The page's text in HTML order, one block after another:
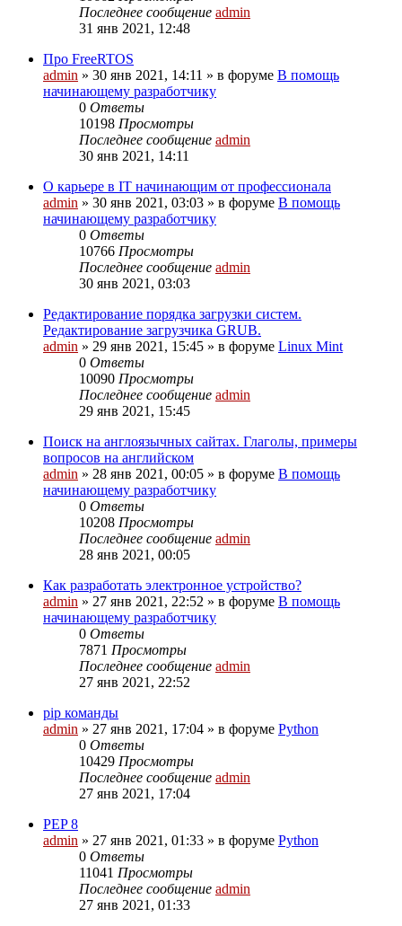
Последнее сообщение admin
31 янв 2021, 12:48
Про FreeRTOS
admin » 30 янв 2021, 14:11 » в форуме В помощь
начинающему разработчику
0 Ответы
10198 Просмотры
Последнее сообщение admin
30 янв 2021, 14:11
О карьере в IT начинающим от профессионала
admin » 30 янв 2021, 03:03 » в форуме В помощь
начинающему разработчику
0 Ответы
10766 Просмотры
Последнее сообщение admin
30 янв 2021, 03:03
Редактирование порядка загрузки систем.
Редактирование загрузчика GRUB.
admin » 29 янв 2021, 15:45 » в форуме Linux Mint
0 Ответы
10090 Просмотры
Последнее сообщение admin
29 янв 2021, 15:45
Поиск на англоязычных сайтах. Глаголы, примеры
вопросов на английском
admin » 28 янв 2021, 00:05 » в форуме В помощь
начинающему разработчику
0 Ответы
10208 Просмотры
Последнее сообщение admin
28 янв 2021, 00:05
Как разработать электронное устройство?
admin » 27 янв 2021, 22:52 » в форуме В помощь
начинающему разработчику
0 Ответы
7871 Просмотры
Последнее сообщение admin
27 янв 2021, 22:52
pip команды
admin » 27 янв 2021, 17:04 » в форуме Python
0 Ответы
10429 Просмотры
Последнее сообщение admin
27 янв 2021, 17:04
PEP 8
admin » 27 янв 2021, 01:33 » в форуме Python
0 Ответы
11041 Просмотры
Последнее сообщение admin
27 янв 2021, 01:33